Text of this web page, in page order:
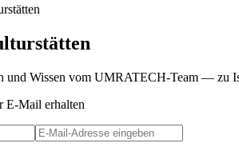
und Wissen vom UMRATECH-Team — zu
E-Mail erhalten